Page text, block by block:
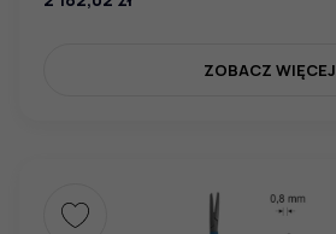
ZOBACZ WIĘCEJ